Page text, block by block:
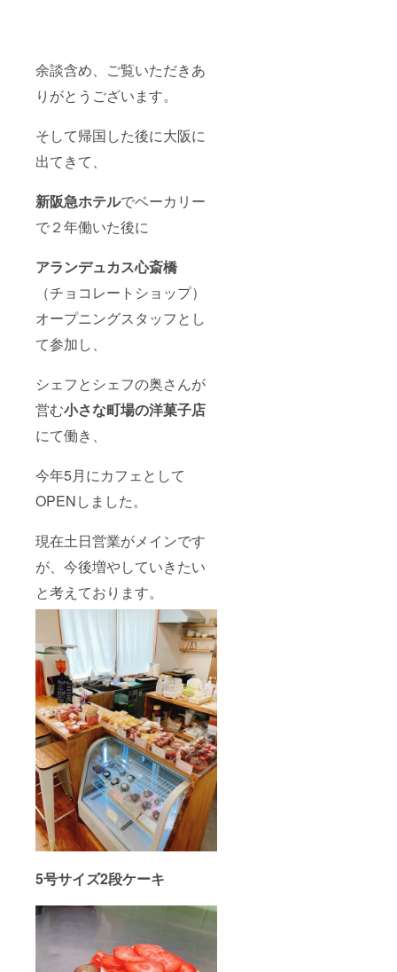
余談含め、ご覧いただきあ
りがとうございます。
そして帰国した後に大阪に
出てきて、
新阪急ホテルでベーカリー
で２年働いた後に
アランデュカス心斎橋
（チョコレートショップ）
オープニングスタッフとし
て参加し、
シェフとシェフの奥さんが
営む小さな町場の洋菓子店
にて働き、
今年5月にカフェとして
OPENしました。
現在土日営業がメインです
が、今後増やしていきたい
と考えております。
5号サイズ2段ケーキ